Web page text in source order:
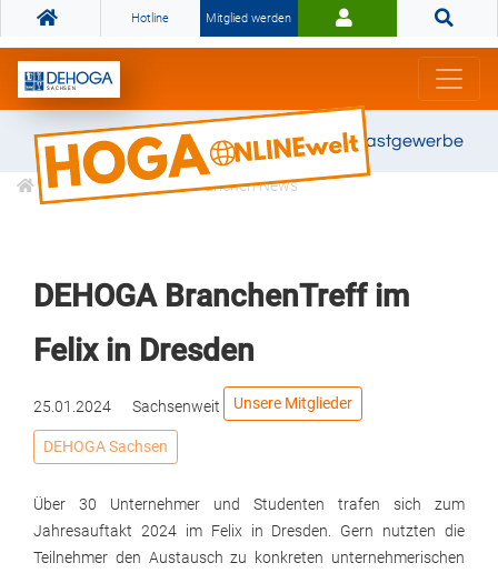
Hotline Mitglied werden
Gemeinsam stark für das Gastgewerbe
Informationen Branchen News
DEHOGA BranchenTreff im
Felix in Dresden
25.01.2024 Sachsenweit Unsere Mitglieder
DEHOGA Sachsen
Über 30 Unternehmer und Studenten trafen sich zum
Jahresauftakt 2024 im Felix in Dresden. Gern nutzten die
Teilnehmer den Austausch zu konkreten unternehmerischen